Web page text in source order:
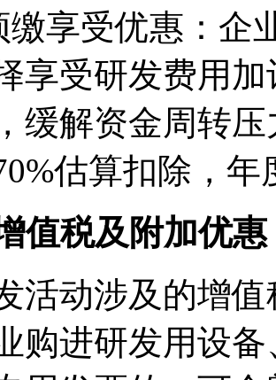
受优惠：企
享受研发费用
缓解资金周转
估算扣除，
值税及附加优惠
动涉及的增值
购进研发用设